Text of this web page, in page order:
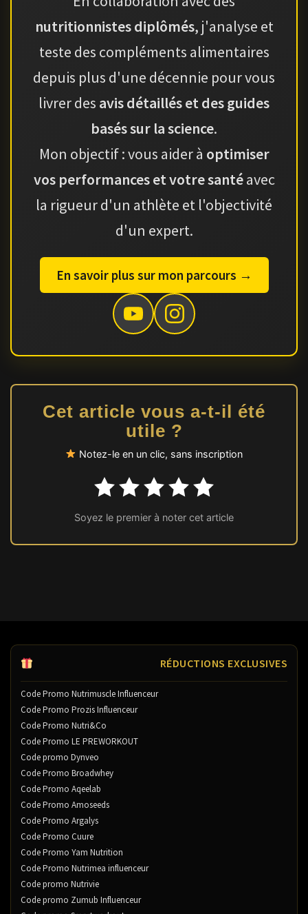
nutritionnistes diplômés, j'analyse et
teste des compléments alimentaires
depuis plus d'une décennie pour vous
livrer des avis détaillés et des guides
basés sur la science.
Mon objectif : vous aider à optimiser
vos performances et votre santéavec
la rigueur d'un athlète et l'objectivité
d'un expert.
En savoir plus sur mon parcours →
Cet article vous a-t-il été
utile ?
Notez-le en un clic, sans inscription
Soyez le premier à noter cet article
RÉDUCTIONS EXCLUSIVES
Code Promo Nutrimuscle Influenceur
Code Promo Prozis Influenceur
Code Promo Nutri&Co
Code Promo LE PREWORKOUT
Code promo Dynveo
Code Promo Broadwhey
Code Promo Aqeelab
Code Promo Amoseeds
Code Promo Argalys
Code Promo Cuure
Code Promo Yam Nutrition
Code Promo Nutrimea influenceur
Code promo Nutrivie
Code promo Zumub Influenceur